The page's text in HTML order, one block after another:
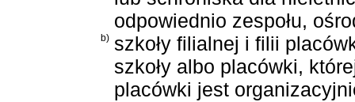
odpowiednio zespołu,
b) szkoły filialnej i filii
szkoły albo placówki,
placówki jest